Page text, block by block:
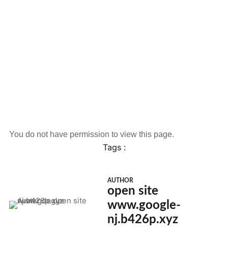
You do not have permission to view this page.
Tags :
AUTHOR
open site
www.google-
nj.b426p.xyz